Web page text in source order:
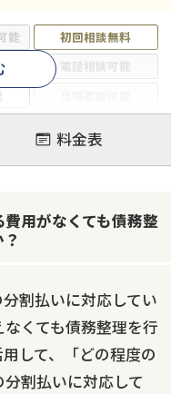
能
初回相談無料
電話相談可能
過払い金返還請求
料金表
用がなくても債務整
割払いに対応してい
くても債務整理を行
して、「どの程度の
割払いに対応して